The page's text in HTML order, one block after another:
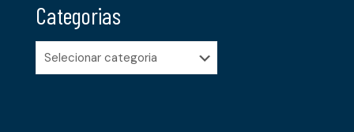
Categorias
Categorias